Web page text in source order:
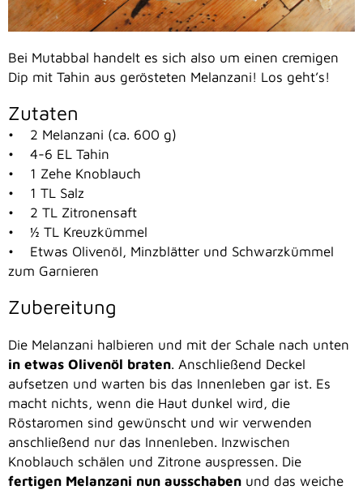
Bei Mutabbal handelt es sich also um einen cremigen
Dip mit Tahin aus gerösteten Melanzani! Los geht’s!
Zutaten
• 2 Melanzani (ca. 600 g)
• 4-6 EL Tahin
• 1 Zehe Knoblauch
• 1 TL Salz
• 2 TL Zitronensaft
• ½ TL Kreuzkümmel
• Etwas Olivenöl, Minzblätter und Schwarzkümmel
zum Garnieren
Zubereitung
Die Melanzani halbieren und mit der Schale nach unten
in etwas Olivenöl braten. Anschließend Deckel
aufsetzen und warten bis das Innenleben gar ist. Es
macht nichts, wenn die Haut dunkel wird, die
Röstaromen sind gewünscht und wir verwenden
anschließend nur das Innenleben. Inzwischen
Knoblauch schälen und Zitrone auspressen. Die
fertigen Melanzani nun ausschaben und das weiche